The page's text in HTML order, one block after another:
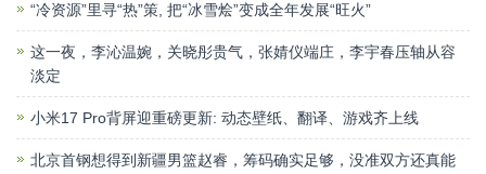
“冷资源”里寻“热”策, 把“冰雪烩”变成全年发展“旺火”
这一夜，李沁温婉，关晓彤贵气，张婧仪端庄，李宇春压轴从容
淡定
小米17 Pro背屏迎重磅更新: 动态壁纸、翻译、游戏齐上线
北京首钢想得到新疆男篮赵睿，筹码确实足够，没准双方还真能